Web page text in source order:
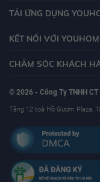
TẢI ỨNG DỤNG
KẾT NỐI VỚI
CHĂM SÓC KHÁCH
© 2026 - Công Ty TNHH CT
Tầng 12 toà Hồ Gươm Plaza,